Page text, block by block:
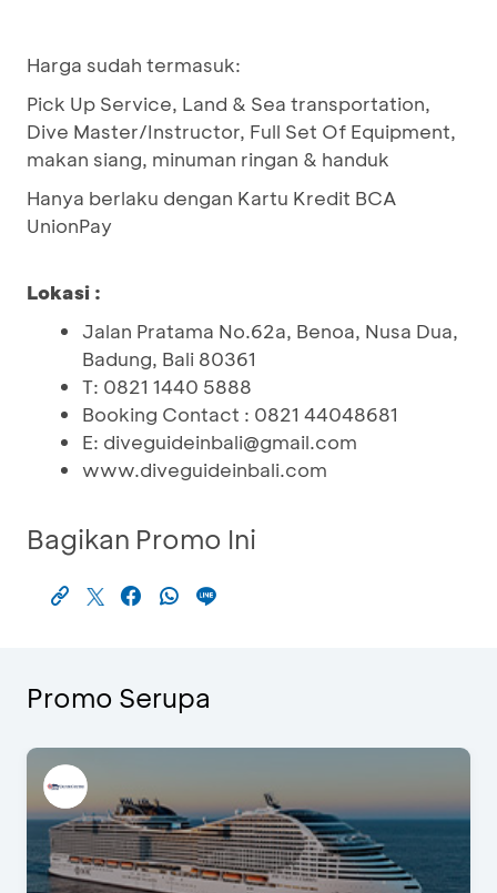
Harga sudah termasuk:
Pick Up Service, Land & Sea transportation,
Dive Master/Instructor, Full Set Of Equipment,
makan siang, minuman ringan & handuk
Hanya berlaku dengan Kartu Kredit BCA
UnionPay
Lokasi :
Jalan Pratama No.62a, Benoa, Nusa Dua,
Badung, Bali 80361
T: 0821 1440 5888
Booking Contact : 0821 44048681
E: diveguideinbali@gmail.com
www.diveguideinbali.com
Bagikan Promo Ini
Promo Serupa